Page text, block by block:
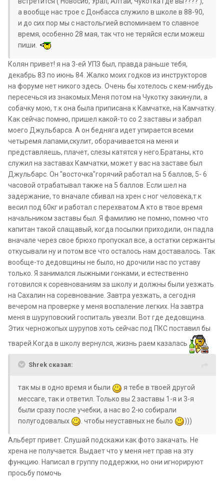
а вообще нас трое с Донбасса служило в школе в 88-90,
и до сих пор мы с настольгией вспоминаем то славное
время, особенно 28 мая, так что не теряйся если можеш
пиши.
Колян привет! я на 3-ей УПЗ был, правда раньше тебя,
декабрь 83 по июнь 84. Жалко моих годков из инструкторов
на форуме нет никого здесь. Очень бы хотелось с кем-нибудь
пересечься из знакомых.Меня потом на Чукотку закинули, а
собачку мою, т.к она была приписана к Камчатке, на Камчатку.
Как сейчас помню, пришел какой-то со 2 заставы и забрал
моего Джульбарса. А он бедняга идет упирается всеми
четыремя лапами,скулит, оборачивается на меня и
представляешь, плачет, слезы катятся у него.Братаны, кто
служил на заставах Камчатки, может у вас на заставе был
Джульбарс. Он "восточка"горячий работал на 5 баллов, 5- 6
часовой отрабатывал также на 5 баллов. Если шел на
задержание, то вначале сбивал на хрен с ног человека,т.к
весил под 60кг и работал с перехватом.А кто в твое время
начальником заставы был. Я фамилию не помню, помню что
капитан такой слащавый, когда посылки приходили, он падла
вначале через свое брюхо пропускал все, а остатки сержанты
откусывали ну и потом все что осталось нам доставалось. Так
вообще-то дедовщины не было, но дрочили нас по уставу
только. Я занимался лыжными гонками, и естественно
готовился к соревнованиям за школу и должны были уезжать
на Сахалин на соревнование. Завтра уезжать, а сегодня
вечером на проверке у меня воспаление легких. На завтра
меня в шуруповский госпиталь увезли. Вот где дедовщина.
Этих черножопых шурупов хоть сейчас под ПКС поставил бы
тварей.Когда в школу вернулся, жизнь раем казалась
Shrek сказал:
так мы в одно время и были
я тебе в твоей другой
мессаге, так и ответил. Только вы 2 заставы 1-я и 3-я
были сразу после учебки, а нас во 2-ю собирали
полугодовалых
. чтобы неуставных не было )))
Альберт привет. Слушай подскажи как фото закачать. Не
хрена не получается. Выдает что у меня нет прав на эту
функцию. Написал в группу поддержки, но они игнорируют
просьбу помочь